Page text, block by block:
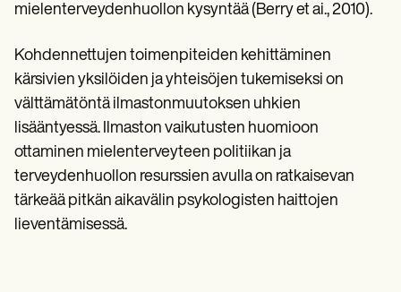
mielenterveydenhuollon kysyntää (Berry et ai., 2010).
Kohdennettujen toimenpiteiden kehittäminen
kärsivien yksilöiden ja yhteisöjen tukemiseksi on
välttämätöntä ilmastonmuutoksen uhkien
lisääntyessä. Ilmaston vaikutusten huomioon
ottaminen mielenterveyteen politiikan ja
terveydenhuollon resurssien avulla on ratkaisevan
tärkeää pitkän aikavälin psykologisten haittojen
lieventämisessä.